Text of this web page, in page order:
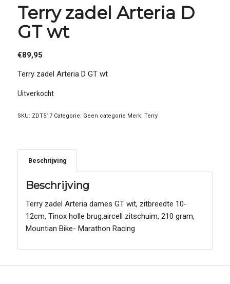
Terry zadel Arteria D
GT wt
€89,95
Terry zadel Arteria D GT wt
Uitverkocht
SKU: ZDT517 Categorie: Geen categorie Merk: Terry
Beschrijving
Beschrijving
Terry zadel Arteria dames GT wit, zitbreedte 10-
12cm, Tinox holle brug,aircell zitschuim, 210 gram,
Mountian Bike- Marathon Racing